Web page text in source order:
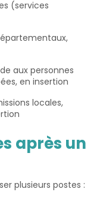
(services
aux personnes
en insertion
locales,
après un
plusieurs postes :